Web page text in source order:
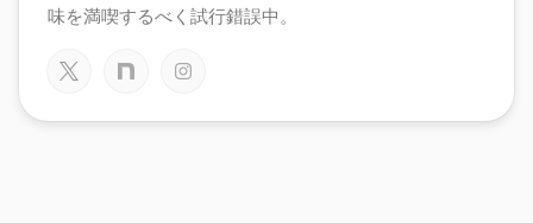
味を満喫するべく試行錯誤中。